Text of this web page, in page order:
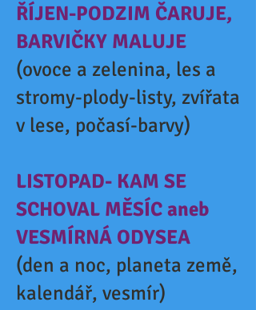
ŘÍJEN-PODZIM ČARUJE,
BARVIČKY MALUJE
(ovoce a zelenina, les a
stromy-plody-listy, zvířata
v lese, počasí-barvy)
LISTOPAD- KAM SE
SCHOVAL MĚSÍC aneb
VESMÍRNÁ ODYSEA
(den a noc, planeta země,
kalendář, vesmír)